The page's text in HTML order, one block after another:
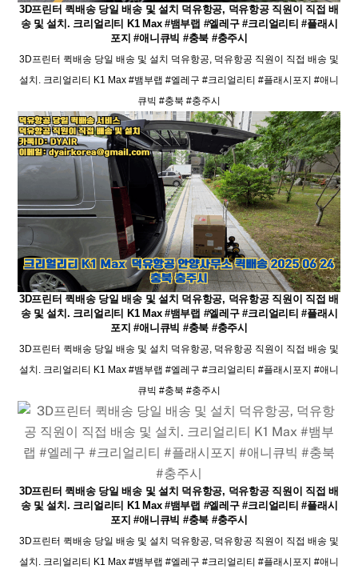
3D프린터 퀵배송 당일 배송 및 설치 덕유항공, 덕유항공 직원이 직접 배
송 및 설치. 크리얼리티 K1 Max #뱀부랩 #엘레구 #크리얼리티 #플래시
포지 #애니큐빅 #충북 #충주시
3D프린터 퀵배송 당일 배송 및 설치 덕유항공, 덕유항공 직원이 직접 배송 및
설치. 크리얼리티 K1 Max #뱀부랩 #엘레구 #크리얼리티 #플래시포지 #애니
큐빅 #충북 #충주시
3D프린터 퀵배송 당일 배송 및 설치 덕유항공, 덕유항공 직원이 직접 배
송 및 설치. 크리얼리티 K1 Max #뱀부랩 #엘레구 #크리얼리티 #플래시
포지 #애니큐빅 #충북 #충주시
3D프린터 퀵배송 당일 배송 및 설치 덕유항공, 덕유항공 직원이 직접 배송 및
설치. 크리얼리티 K1 Max #뱀부랩 #엘레구 #크리얼리티 #플래시포지 #애니
큐빅 #충북 #충주시
3D프린터 퀵배송 당일 배송 및 설치 덕유항공, 덕유항공 직원이 직접 배
송 및 설치. 크리얼리티 K1 Max #뱀부랩 #엘레구 #크리얼리티 #플래시
포지 #애니큐빅 #충북 #충주시
3D프린터 퀵배송 당일 배송 및 설치 덕유항공, 덕유항공 직원이 직접 배송 및
설치. 크리얼리티 K1 Max #뱀부랩 #엘레구 #크리얼리티 #플래시포지 #애니